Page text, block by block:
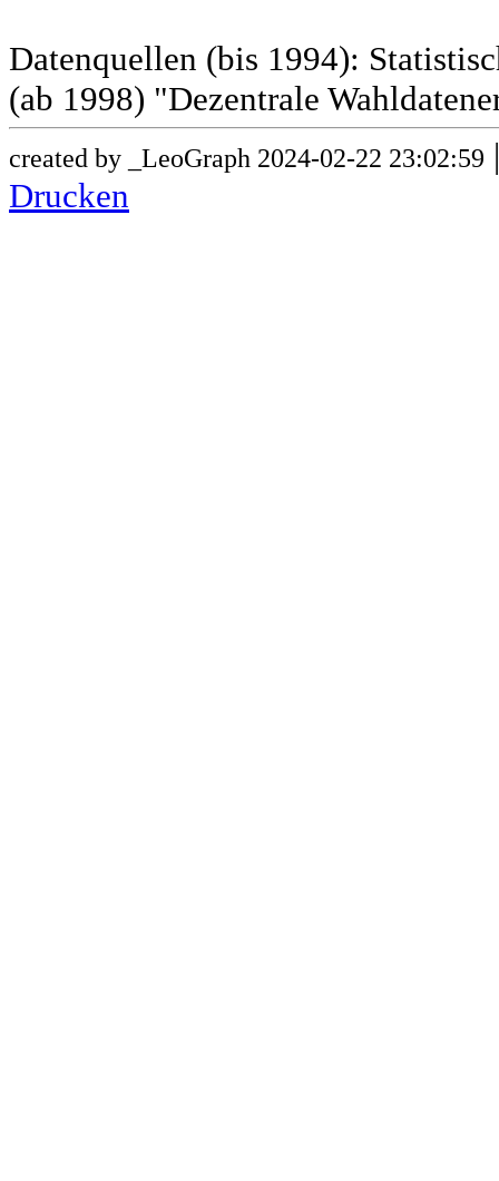
Datenquellen (bis 1994):
(ab 1998) "Dezentrale
created by _LeoGraph 2024-02-22 23:02:59
Drucken